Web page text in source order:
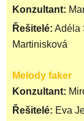
Konzultant:
Řešitelé: Adéla
Martinisková
Melody faker
Konzultant:
Řešitelé: Eva